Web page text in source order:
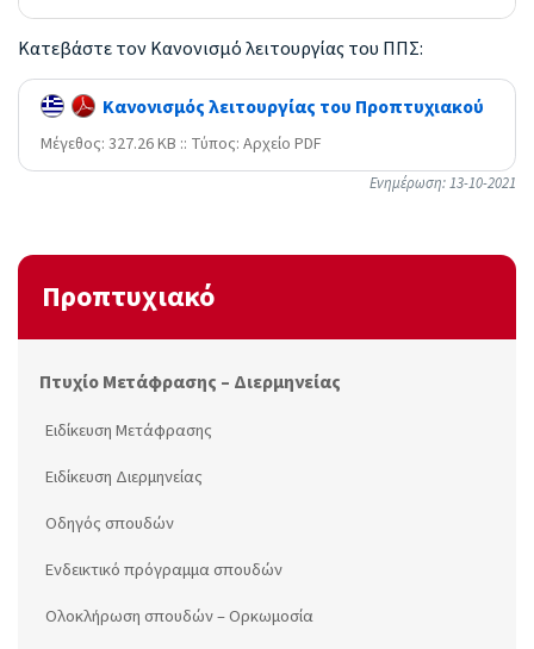
Κατεβάστε τον Κανονισμό λειτουργίας του ΠΠΣ:
Κανονισμός λειτουργίας του Προπτυχιακού
Mέγεθος: 327.26 KB :: Τύπος: Αρχείο PDF
Ενημέρωση: 13-10-2021
Προπτυχιακό
Πτυχίο Μετάφρασης – Διερμηνείας
Ειδίκευση Μετάφρασης
Ειδίκευση Διερμηνείας
Οδηγός σπουδών
Ενδεικτικό πρόγραμμα σπουδών
Ολοκλήρωση σπουδών – Ορκωμοσία